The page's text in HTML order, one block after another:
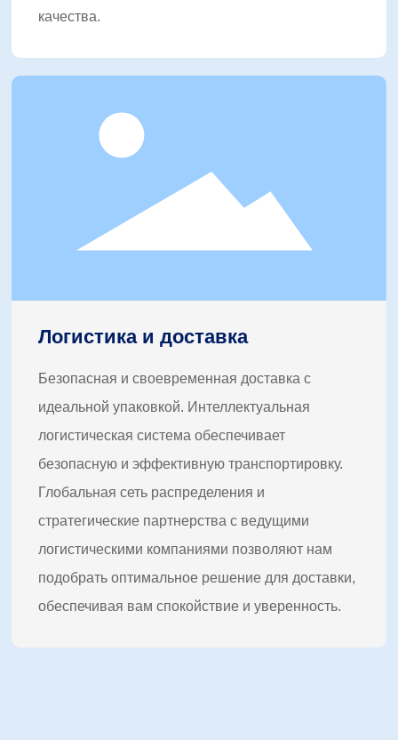
качества.
Логистика и доставка
Безопасная и своевременная доставка с
идеальной упаковкой. Интеллектуальная
логистическая система обеспечивает
безопасную и эффективную транспортировку.
Глобальная сеть распределения и
стратегические партнерства с ведущими
логистическими компаниями позволяют нам
подобрать оптимальное решение для доставки,
обеспечивая вам спокойствие и уверенность.